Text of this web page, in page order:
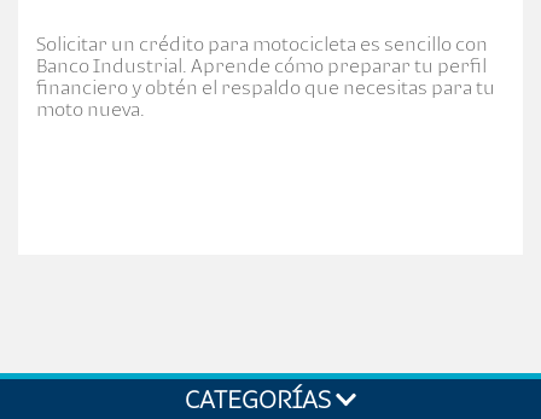
Solicitar un crédito para motocicleta es sencillo con
Banco Industrial. Aprende cómo preparar tu perfil
financiero y obtén el respaldo que necesitas para tu
moto nueva.
CATEGORÍAS